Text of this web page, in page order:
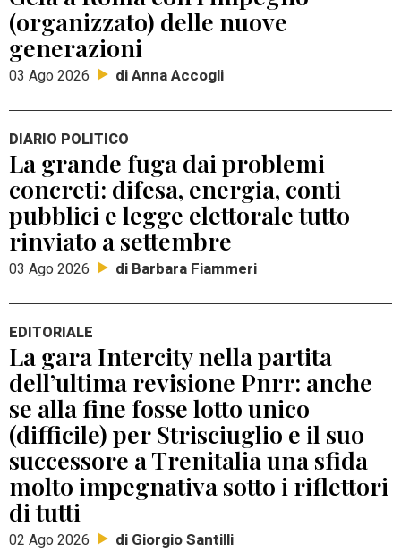
(organizzato) delle nuove
generazioni
03 Ago 2026 di Anna Accogli
DIARIO POLITICO
La grande fuga dai problemi
concreti: difesa, energia, conti
pubblici e legge elettorale tutto
rinviato a settembre
03 Ago 2026 di Barbara Fiammeri
EDITORIALE
La gara Intercity nella partita
dell’ultima revisione Pnrr: anche
se alla fine fosse lotto unico
(difficile) per Strisciuglio e il suo
successore a Trenitalia una sfida
molto impegnativa sotto i riflettori
di tutti
02 Ago 2026 di Giorgio Santilli